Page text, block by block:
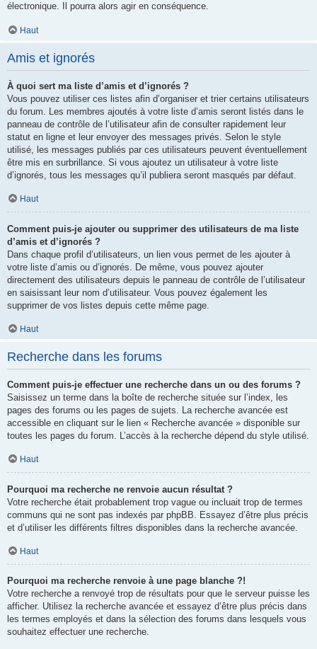
électronique. Il pourra alors agir en conséquence.
Haut
Amis et ignorés
À quoi sert ma liste d’amis et d’ignorés ?
Vous pouvez utiliser ces listes afin d’organiser et trier certains utilisateurs
du forum. Les membres ajoutés à votre liste d’amis seront listés dans le
panneau de contrôle de l’utilisateur afin de consulter rapidement leur
statut en ligne et leur envoyer des messages privés. Selon le style
utilisé, les messages publiés par ces utilisateurs peuvent éventuellement
être mis en surbrillance. Si vous ajoutez un utilisateur à votre liste
d’ignorés, tous les messages qu’il publiera seront masqués par défaut.
Haut
Comment puis-je ajouter ou supprimer des utilisateurs de ma liste
d’amis et d’ignorés ?
Dans chaque profil d’utilisateurs, un lien vous permet de les ajouter à
votre liste d’amis ou d’ignorés. De même, vous pouvez ajouter
directement des utilisateurs depuis le panneau de contrôle de l’utilisateur
en saisissant leur nom d’utilisateur. Vous pouvez également les
supprimer de vos listes depuis cette même page.
Haut
Recherche dans les forums
Comment puis-je effectuer une recherche dans un ou des forums ?
Saisissez un terme dans la boîte de recherche située sur l’index, les
pages des forums ou les pages de sujets. La recherche avancée est
accessible en cliquant sur le lien « Recherche avancée » disponible sur
toutes les pages du forum. L’accès à la recherche dépend du style utilisé.
Haut
Pourquoi ma recherche ne renvoie aucun résultat ?
Votre recherche était probablement trop vague ou incluait trop de termes
communs qui ne sont pas indexés par phpBB. Essayez d’être plus précis
et d’utiliser les différents filtres disponibles dans la recherche avancée.
Haut
Pourquoi ma recherche renvoie à une page blanche ?!
Votre recherche a renvoyé trop de résultats pour que le serveur puisse les
afficher. Utilisez la recherche avancée et essayez d’être plus précis dans
les termes employés et dans la sélection des forums dans lesquels vous
souhaitez effectuer une recherche.